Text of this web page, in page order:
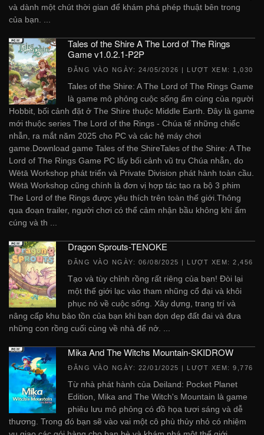
và dành một chút thời gian để khám phá phép thuật bên trong
của bạn. ...
Tales of the Shire A The Lord of The Rings
Game v1.0.2.1-P2P
ĐĂNG VÀO NGÀY: 24/05/2026 | LƯỢT XEM: 1,030
Tales of the Shire: A The Lord of The Rings Game
là game mô phỏng cuộc sống ấm cúng của người
Hobbit, bối cảnh đặt ở The Shire thuộc Middle Earth. Đây là game
mới thuộc series The Lord of the Rings - Chúa tể những chiếc
nhẫn, ra mắt năm 2025 cho PC và các hệ máy chơi
game.Download game Tales of the ShireTales of the Shire: A The
Lord of The Rings Game PC lấy bối cảnh vũ trụ Chúa nhẫn, do
Wētā Workshop phát triển và Private Division phát hành toàn cầu.
Wētā Workshop cũng chính là đơn vị hợp tác tạo ra bộ 3 phim
The Lord of the Rings được yêu thích trên toàn thế giới.Thông
qua đoạn trailer, người chơi có thể cảm nhận bầu không khí ấm
cúng và th ...
Dragon Sprouts-TENOKE
ĐĂNG VÀO NGÀY: 06/08/2025 | LƯỢT XEM: 2,456
Tạo và tùy chỉnh rồng rất riêng của bạn! Đòi lại
một thế giới lạc vào tham nhũng cổ đại và khôi
phục nó về cuộc sống. Xây dựng, trang trí và
nâng cấp khu bảo tồn của bạn khi bạn dọn dẹp đất đai và đưa
những con rồng cuối cùng về nhà để nở. ...
Mika And The Witchs Mountain-SKIDROW
ĐĂNG VÀO NGÀY: 22/01/2025 | LƯỢT XEM: 9,776
Từ nhà phát hành của Deiland: Pocket Planet
Edition, Mika and The Witch's Mountain là game
phiêu lưu mô phỏng có đồ họa tươi sáng và dễ
thương. Trong đó bạn sẽ vào vai một cô phù thủy nhỏ có nhiệm